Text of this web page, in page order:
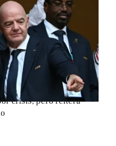
crisis, pero reitera